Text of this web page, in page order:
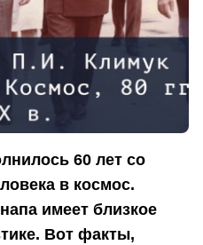
60 лет со
в космос.
имеет близкое
Вот факты,